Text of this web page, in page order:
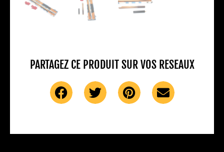
PARTAGEZ CE PRODUIT SUR VOS RESEAUX